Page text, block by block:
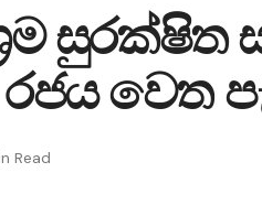
ශ්‍රම
වෙත
Read